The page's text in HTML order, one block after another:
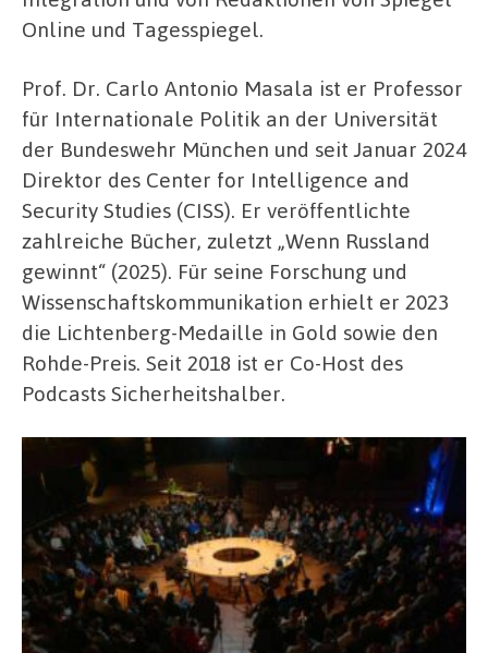
Online und Tagesspiegel.
Prof. Dr. Carlo Antonio Masala ist er Professor
für Internationale Politik an der Universität
der Bundeswehr München und seit Januar 2024
Direktor des Center for Intelligence and
Security Studies (CISS). Er veröffentlichte
zahlreiche Bücher, zuletzt „Wenn Russland
gewinnt“ (2025). Für seine Forschung und
Wissenschaftskommunikation erhielt er 2023
die Lichtenberg-Medaille in Gold sowie den
Rohde-Preis. Seit 2018 ist er Co-Host des
Podcasts Sicherheitshalber.